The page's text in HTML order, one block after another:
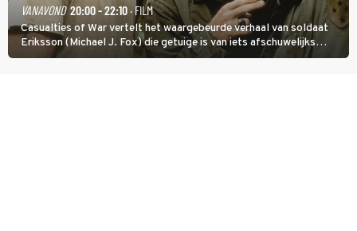
VANAVOND 20:00 - 22:10· FILM
Casualties of War vertelt het waargebeurde verhaal van soldaat
Eriksson (Michael J. Fox) die getuige is van iets afschuwelijks
tijdens de Vietnamoorlog. Hij besluit uit de school te klappen.